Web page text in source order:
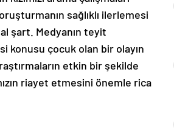
sağlıklı ilerlemesi
şart. Medyanın teyit
konusu çocuk olan bir olayın
etkin bir şekilde
riayet etmesini önemle rica